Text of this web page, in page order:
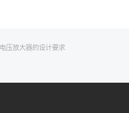
电压放大器的设计要求